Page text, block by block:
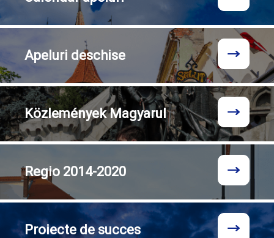
Apeluri deschise
KözleményekMagyarul
Regio 2014-2020
Proiecte de succes